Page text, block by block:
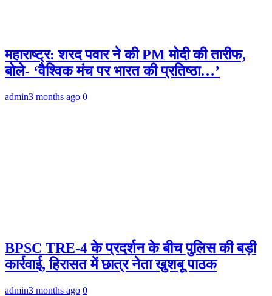
महाराष्ट्र: शरद पवार ने की PM मोदी की तारीफ,
बोले- ‘वैश्विक मंच पर भारत की प्रतिष्ठा…’
admin3 months ago 0
BPSC TRE-4 के प्रदर्शन के बीच पुलिस की बड़ी
कार्रवाई, हिरासत में छात्र नेता खुशबू पाठक
admin3 months ago 0